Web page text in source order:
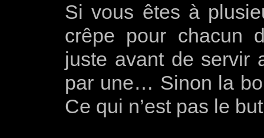
Si vous êtes à
crêpe pour chacun
juste avant de servir
par une… Sinon la
Ce qui n’est pas le